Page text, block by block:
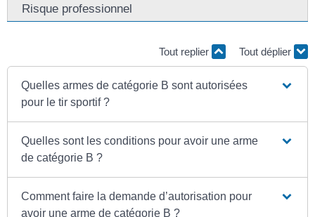
Risque professionnel
Tout replier Tout déplier
Quelles armes de catégorie B sont autorisées
pour le tir sportif ?
Quelles sont les conditions pour avoir une arme
de catégorie B ?
Comment faire la demande d’autorisation pour
avoir une arme de catégorie B ?